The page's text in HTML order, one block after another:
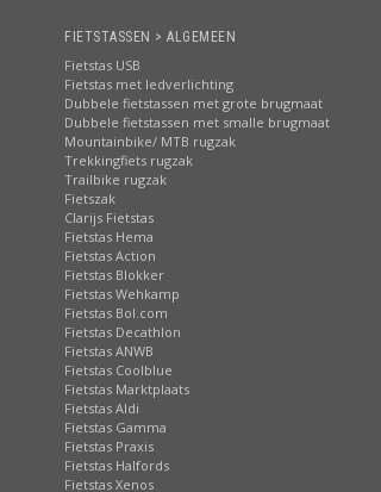
FIETSTASSEN > ALGEMEEN
Fietstas USB
Fietstas met ledverlichting
Dubbele fietstassen met grote brugmaat
Dubbele fietstassen met smalle brugmaat
Mountainbike/ MTB rugzak
Trekkingfiets rugzak
Trailbike rugzak
Fietszak
Clarijs Fietstas
Fietstas Hema
Fietstas Action
Fietstas Blokker
Fietstas Wehkamp
Fietstas Bol.com
Fietstas Decathlon
Fietstas ANWB
Fietstas Coolblue
Fietstas Marktplaats
Fietstas Aldi
Fietstas Gamma
Fietstas Praxis
Fietstas Halfords
Fietstas Xenos